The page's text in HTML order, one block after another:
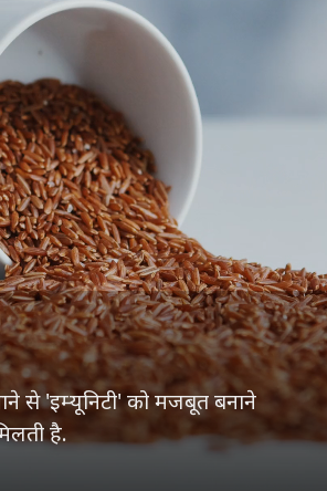
से 'इम्यूनिटी' को मजबूत बनाने
है.